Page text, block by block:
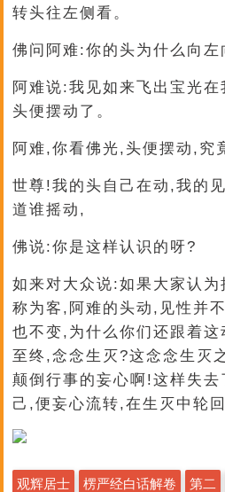
转头往左侧看。
佛问阿难:你的头为什么向左
阿难说:我见如来飞出宝光
头便摆动了。
阿难,你看佛光,头便摆动,究
世尊!我的头自己在动,我的
道谁摇动,
佛说:你是这样认识的呀?
如来对大众说:如果大家认
称为客,阿难的头动,见性并
也不变,为什么你们还跟着
至终,念念生灭?这念念生灭
颠倒行事的妄心啊!这样失
己,便妄心流转,在生灭中轮回
观辉居士 楞严经白话解卷 第二